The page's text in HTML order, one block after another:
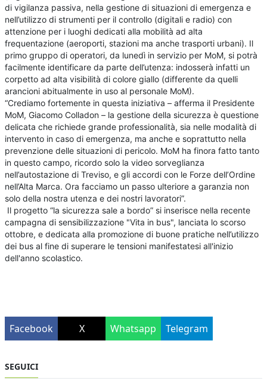
di vigilanza passiva, nella gestione di situazioni di emergenza e
nell’utilizzo di strumenti per il controllo (digitali e radio) con
attenzione per i luoghi dedicati alla mobilità ad alta
frequentazione (aeroporti, stazioni ma anche trasporti urbani). Il
primo gruppo di operatori, da lunedì in servizio per MoM, si potrà
facilmente identificare da parte dell’utenza: indosserà infatti un
corpetto ad alta visibilità di colore giallo (differente da quelli
arancioni abitualmente in uso al personale MoM).
“Crediamo fortemente in questa iniziativa – afferma il Presidente
MoM, Giacomo Colladon – la gestione della sicurezza è questione
delicata che richiede grande professionalità, sia nelle modalità di
intervento in caso di emergenza, ma anche e soprattutto nella
prevenzione delle situazioni di pericolo. MoM ha finora fatto tanto
in questo campo, ricordo solo la video sorveglianza
nell’autostazione di Treviso, e gli accordi con le Forze dell’Ordine
nell’Alta Marca. Ora facciamo un passo ulteriore a garanzia non
solo della nostra utenza e dei nostri lavoratori”.
Il progetto “la sicurezza sale a bordo” si inserisce nella recente
campagna di sensibilizzazione "Vita in bus", lanciata lo scorso
ottobre, e dedicata alla promozione di buone pratiche nell’utilizzo
dei bus al fine di superare le tensioni manifestatesi all'inizio
dell'anno scolastico.
Facebook X Whatsapp Telegram
SEGUICI